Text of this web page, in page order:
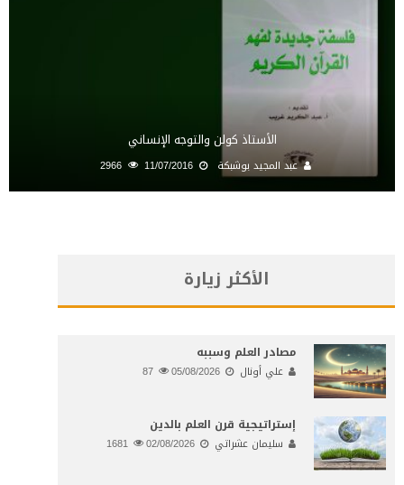
الأستاذ كولن والتوجه الإنساني
عبد المجيد بوشبكة 11/07/2016
2966
الأكثر زيارة
مصادر العلم وسببه
علي أونال 05/08/2026
إستراتيجية قرن العلم بالدين
سليمان عشراتي 02/08/2026